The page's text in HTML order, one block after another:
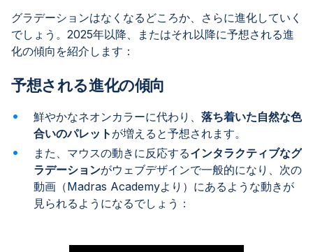
グラデーションはなくなるどころか、さらに進化していく
でしょう。2025年以降、またはそれ以降に予想される進
化の傾向を紹介します：
予想される進化の傾向
鮮やかなネオンカラーに代わり、 落ち着いた自然な色
合いのパレット が増えると予想されます。
また、マウスの動きに反応するインタラクティブなグ
ラデーションがウェブデザインで一般的になり、次の
動画（Madras Academyより）にあるような動きが
見られるようになるでしょう：